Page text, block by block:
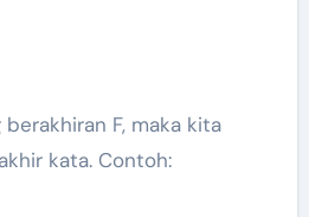
F, maka kita
kata. Contoh: